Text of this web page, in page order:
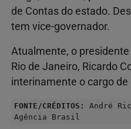
de Contas do estado.
tem vice-governador.
Atualmente, o
Rio de Janeiro, Ricardo
interinamente o cargo
FONTE/CRÉDITOS:
André
Agência Brasil